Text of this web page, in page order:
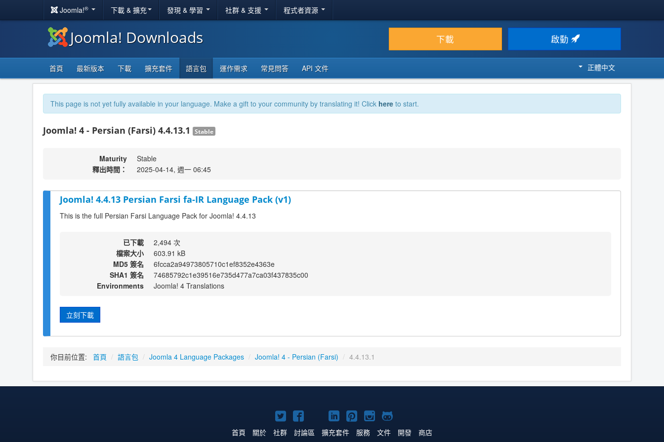
Joomla!® 下載 & 擴充 發現 & 學習 社群 & 支援 程式者資源
Joomla! Downloads 下載 啟動
首頁 最新版本 下載 擴充套件 語言包 運作需求 常見問答 API 文件 正體中文
This page is not yet fully available in your language. Make a gift to your community by translating it! Click here to start.
Joomla! 4 - Persian (Farsi) 4.4.13.1 Stable
Maturity
Stable
釋出時間：
2025-04-14, 週一 06:45
Joomla! 4.4.13 Persian Farsi fa-IR Language Pack (v1)
This is the full Persian Farsi Language Pack for Joomla! 4.4.13
已下載
2,494 次
檔案大小
603.91 kB
MD5 簽名
6fcca2a94973805710c1ef8352e4363e
SHA1 簽名
74685792c1e39516e735d477a7ca03f437835c00
Environments
Joomla! 4 Translations
立刻下載
你目前位置: 首頁 / 語言包 / Joomla 4 Language Packages / Joomla! 4 - Persian (Farsi) / 4.4.13.1
Twitter
上
Facebook
上
YouTube
上
Linkedln
上
Pinterest
上
Instagram
上
GitHub
上
首頁 關於 社群 討論區 擴充套件 服務 文件 開發 商店